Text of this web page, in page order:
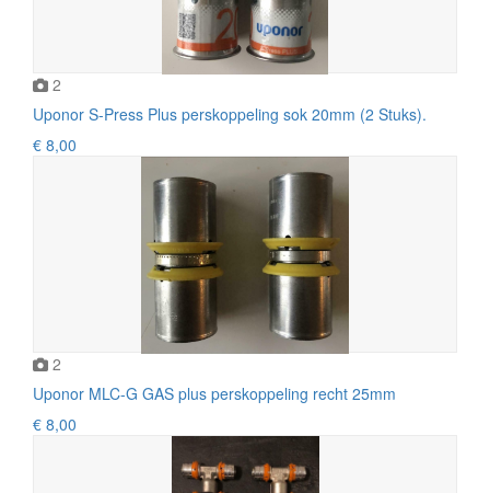
2
Uponor S-Press Plus perskoppeling sok 20mm (2 Stuks).
€ 8,00
2
Uponor MLC-G GAS plus perskoppeling recht 25mm
€ 8,00